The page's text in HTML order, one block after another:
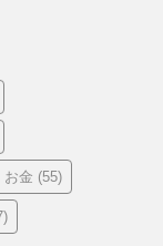
お金 (55)